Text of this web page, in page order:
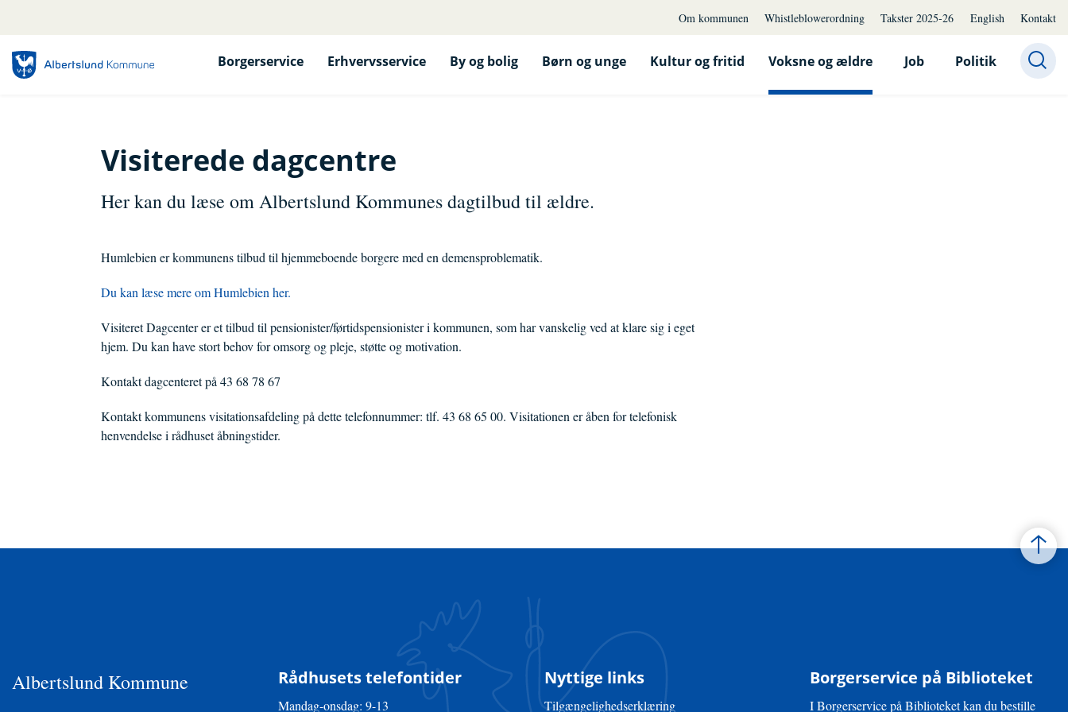
Om kommunen Whistleblowerordning Takster 2025-26 English Kontakt
Borgerservice Erhvervsservice By og bolig Børn og unge Kultur og fritid Voksne og ældre Job Politik
Visiterede dagcentre
Her kan du læse om Albertslund Kommunes dagtilbud til ældre.
Humlebien er kommunens tilbud til hjemmeboende borgere med en demensproblematik.
Du kan læse mere om Humlebien her.
Visiteret Dagcenter er et tilbud til pensionister/førtidspensionister i kommunen, som har vanskelig ved at klare sig i eget
hjem. Du kan have stort behov for omsorg og pleje, støtte og motivation.
Kontakt dagcenteret på 43 68 78 67
Kontakt kommunens visitationsafdeling på dette telefonnummer: tlf. 43 68 65 00. Visitationen er åben for telefonisk
henvendelse i rådhuset åbningstider.
Albertslund Kommune Rådhusets telefontider
Mandag-onsdag: 9-13
Nyttige links
Tilgængelighedserklæring
Borgerservice på Biblioteket
I Borgerservice på Biblioteket kan du bestille